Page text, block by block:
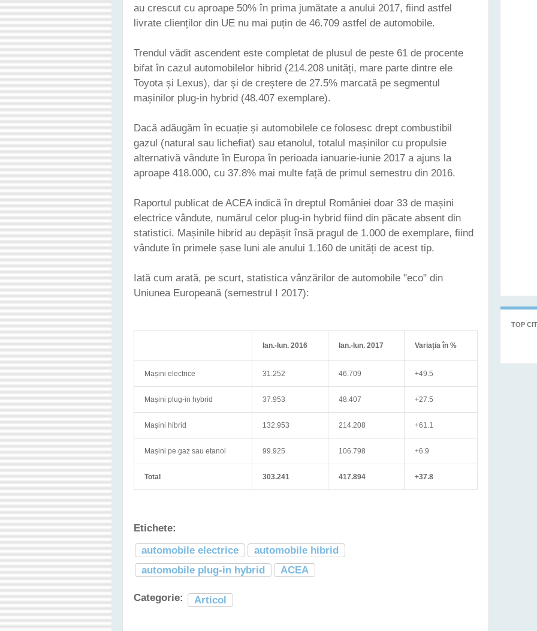
au crescut cu aproape 50% în prima jumătate a anului 2017, fiind astfel
livrate clienților din UE nu mai puțin de 46.709 astfel de automobile.
Trendul vădit ascendent este completat de plusul de peste 61 de procente
bifat în cazul automobilelor hibrid (214.208 unități, mare parte dintre ele
Toyota și Lexus), dar și de creștere de 27.5% marcată pe segmentul
mașinilor plug-in hybrid (48.407 exemplare).
Dacă adăugăm în ecuație și automobilele ce folosesc drept combustibil
gazul (natural sau lichefiat) sau etanolul, totalul mașinilor cu propulsie
alternativă vândute în Europa în perioada ianuarie-iunie 2017 a ajuns la
aproape 418.000, cu 37.8% mai multe față de primul semestru din 2016.
Raportul publicat de ACEA indică în dreptul României doar 33 de mașini
electrice vândute, numărul celor plug-in hybrid fiind din păcate absent din
statistici. Mașinile hibrid au depășit însă pragul de 1.000 de exemplare, fiind
vândute în primele șase luni ale anului 1.160 de unități de acest tip.
Iată cum arată, pe scurt, statistica vânzărilor de automobile "eco" din
Uniunea Europeană (semestrul I 2017):
Ian.-Iun. 2016 Ian.-Iun. 2017 Variația în %
Mașini electrice 31.252 46.709 +49.5
Mașini plug-in hybrid 37.953 48.407 +27.5
Mașini hibrid 132.953 214.208 +61.1
Mașini pe gaz sau etanol 99.925 106.798 +6.9
Total 303.241 417.894 +37.8
Etichete:
automobile electrice
automobile hibrid
automobile plug-in hybrid
ACEA
Categorie: Articol
TOP